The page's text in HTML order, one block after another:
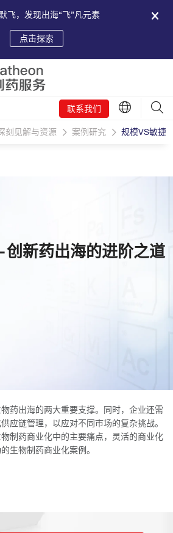
飞，发现出海“飞”凡元素
点击探索
联系我们
刻见解与资源 案例研究 规模VS敏捷
新药出海的进阶之道
药出海的两大重要支撑。同时，企业还需
应链管理，以应对不同市场的复杂挑战。
制药商业化中的主要痛点，灵活的商业化
生物制药商业化案例。